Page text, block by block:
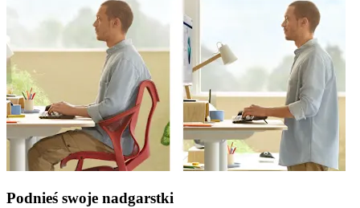
Podnieś swoje nadgarstki